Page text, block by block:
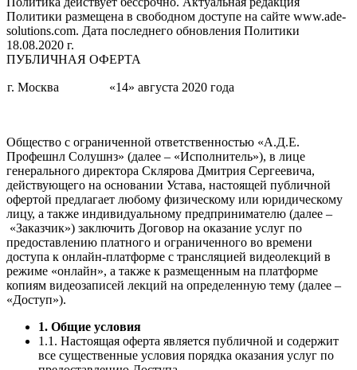
Политики размещена в свободном доступе на сайте www.ade-
solutions.com. Дата последнего обновления Политики
18.08.2020 г.
ПУБЛИЧНАЯ ОФЕРТА
г. Москва «14» августа 2020 года
Общество с ограниченной ответственностью «А.Д.Е.
Профешнл Солушнз» (далее – «Исполнитель»), в лице
генерального директора Склярова Дмитрия Сергеевича,
действующего на основании Устава, настоящей публичной
офертой предлагает любому физическому или юридическому
лицу, а также индивидуальному предпринимателю (далее –
«Заказчик») заключить Договор на оказание услуг по
предоставлению платного и ограниченного во времени
доступа к онлайн-платформе с трансляцией видеолекций в
режиме «онлайн», а также к размещенным на платформе
копиям видеозаписей лекций на определенную тему (далее –
«Доступ»).
1. Общие условия
1.1. Настоящая оферта является публичной и содержит
все существенные условия порядка оказания услуг по